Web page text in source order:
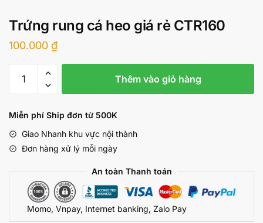
Trứng rung cá heo giá rẻ CTR160
100.000 ₫
rung
heo
rẻ
CTR160
lượng
Thêm vào giỏ hàng
Miễn phí Ship đơn từ 500K
Giao Nhanh khu vực nội thành
Đơn hàng xử lý mỗi ngày
An toàn Thanh toán
Momo, Vnpay, Internet banking, Zalo Pay